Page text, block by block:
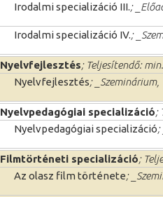
Irodalmi specializáció III.;
Irodalmi specializáció IV.;
Nyelvfejlesztés; Teljesítendő:
Nyelvfejlesztés;
Nyelvpedagógiai specializáció;
Nyelvpedagógiai specializáció;
Filmtörténeti specializáció;
Az olasz film története;